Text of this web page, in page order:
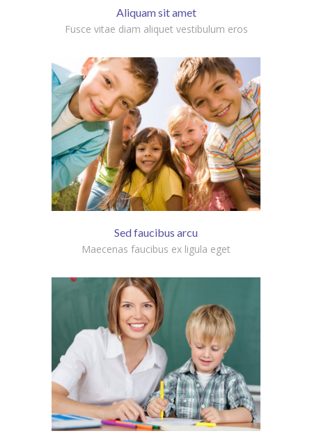
Aliquam sit amet
Fusce vitae diam aliquet vestibulum eros
Sed faucibus arcu
Maecenas faucibus ex ligula eget